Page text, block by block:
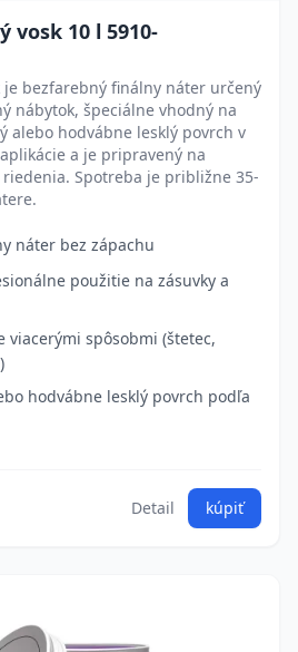
vosk 10 l 5910-
je bezfarebný finálny náter určený
nábytok, špeciálne vhodný na
alebo hodvábne lesklý povrch v
a je pripravený na
Spotreba je približne 35-
náter bez zápachu
použitie na zásuvky a
viacerými spôsobmi (štetec,
hodvábne lesklý povrch podľa
Detail kúpiť